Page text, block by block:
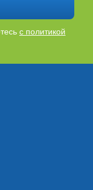
с политикой